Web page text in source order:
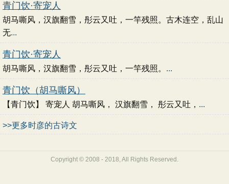
青门饮·寄宠人
胡马嘶风，汉旗翻雪，彤云又吐，一竿残照。古木连空，乱山
无...
青门饮·寄宠人
胡马嘶风，汉旗翻雪，彤云又吐，一竿残照。 ...
青门饮（胡马嘶风）
【青门饮】 寄宠人 胡马嘶风， 汉旗翻雪， 彤云又吐， ...
>>更多时彦的古诗文
Copyright © 2008 - 2018, All Rights Reserved.